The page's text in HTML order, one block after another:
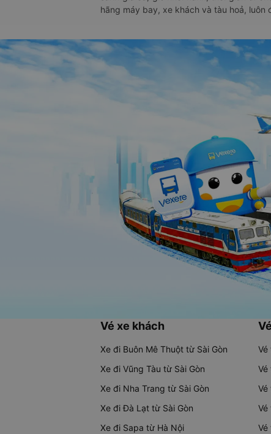
hãng máy bay, xe khách và tàu hoả, luôn
Vé xe khách
Xe đi Buôn Mê Thuột từ Sài Gòn
Xe đi Vũng Tàu từ Sài Gòn
Xe đi Nha Trang từ Sài Gòn
Xe đi Đà Lạt từ Sài Gòn
Xe đi Sapa từ Hà Nội
Vé
Vé
Vé
Vé
Vé